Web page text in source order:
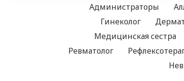
Администраторы
Гинеколог
Медицинская сестра
Ревматолог